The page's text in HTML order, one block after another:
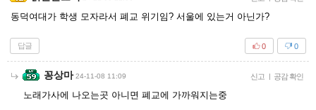
동덕여대가 학생 모자라서 폐교 위기임? 서울에 있는거 아닌가?
답글 0
0
꽁상마 24-11-08 11:09 신고 | 공감 확인
노래가사에 나오는곳 아니면 폐교에 가까워지는중